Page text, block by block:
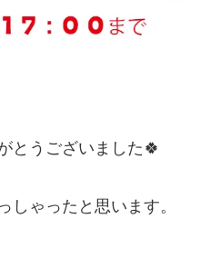
とうございました🍀
しゃったと思います。